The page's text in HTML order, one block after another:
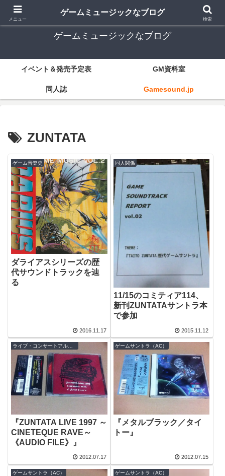
ゲーム音楽とレトロゲー中心
ゲームミュージックなブログ
イベント＆発売予定表 GM資料室
同人誌 Gamesound.jp
ZUNTATA
ゲーム音楽史
ダライアスシリーズの歴
代サウンドトラックを辿
る
2016.11.17
同人関係
11/15のコミティア114、
新刊ZUNTATAサントラ本
で参加
2015.11.12
『ZUNTATA LIVE 1997 ～
CINETEQUE RAVE～
《AUDIO FILE》』
2012.07.17
ゲームサントラ（AC）
『メタルブラック／タイ
トー』
2012.07.15
ゲームサントラ（AC） ゲームサントラ（AC）
メニュー
ゲームミュージックなブログ
検索